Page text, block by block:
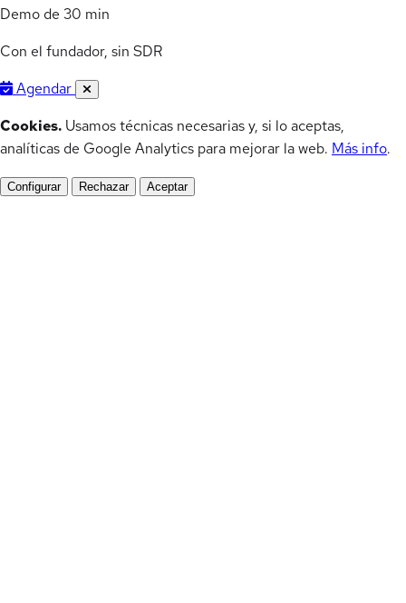
Demo de 30 min
Con el fundador, sin SDR
Agendar
Cookies. Usamos técnicas necesarias y, si lo aceptas,
analíticas de Google Analytics para mejorar la web. Más info.
Configurar Rechazar Aceptar